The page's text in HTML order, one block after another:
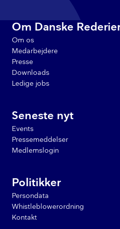
Om Danske
Om os
Medarbejdere
Presse
Downloads
Ledige jobs
Seneste nyt
Events
Pressemeddelser
Medlemslogin
Politikker
Persondata
Whistleblowerordning
Kontakt